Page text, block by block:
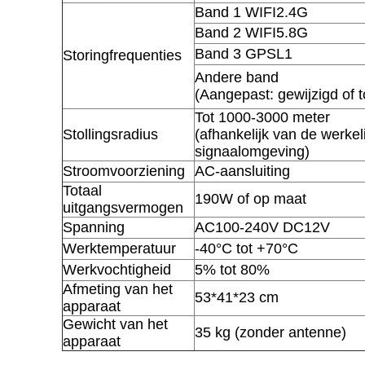
Storingfrequenties
Band 1 WIFI2.4G
Band 2 WIFI5.8G
Band 3 GPSL1
Andere band
(Aangepast: gewijzigd of
Stollingsradius
Tot 1000-3000 meter
(afhankelijk van de
signaalomgeving)
Stroomvoorziening
AC-aansluiting
Totaal
uitgangsvermogen
190W of op maat
Spanning
AC100-240V DC12V
Werktemperatuur
-40°C tot +70°C
Werkvochtigheid
5% tot 80%
Afmeting van het
apparaat
53*41*23 cm
Gewicht van het
apparaat
35 kg (zonder antenne)